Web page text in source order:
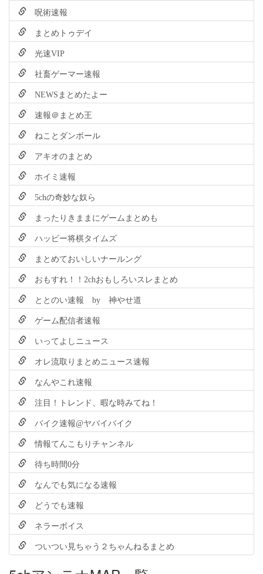
呪術速報
まとめトゥデイ
光速VIP
社畜ゲーマー速報
NEWSまとめたよー
速報＠まとめ王
ねことダンボール
アキオのまとめ
ホイミ速報
5chの奇妙な奴ら
まったりきままにゲームまとめも
ハッピー将棋タイムズ
まとめておいしいナールング
おもすれ！！2chおもしろいスレまとめ
ととのい速報 by 神やせ道
ゲーム配信者速報
いってよしニュース
オレ流取りまとめニュース速報
なんやこれ速報
注目！トレンド、暇な時みてね！
バイク速報@ヤバイバイク
情報てんこもりチャンネル
待ち時間0分
なんでも気になる速報
どうでも速報
ネラーボイス
ついつい見ちゃう２ちゃんねるまとめ